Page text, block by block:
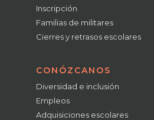
Inscripción
Familias de militares
Cierres y retrasos escolares
CONÓZCANOS
Diversidad e inclusión
Empleos
Adquisiciones escolares